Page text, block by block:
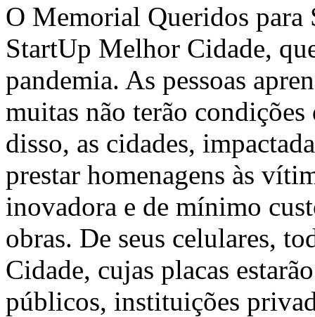
O Memorial Queridos para
StartUp Melhor Cidade,
pandemia. As pessoas
muitas não terão
disso, as cidades,
prestar homenagens às
inovadora e de mínimo
obras. De seus celulares,
Cidade, cujas placas
públicos, instituições